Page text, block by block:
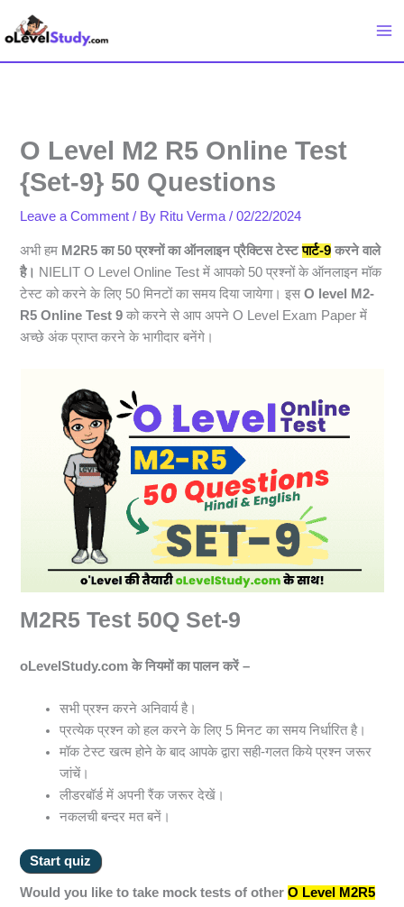
O Level M2 R5 Online Test
{Set-9} 50 Questions
Leave a Comment / By Ritu Verma/02/22/2024
अभी हम M2R5 का 50 प्रश्नों का ऑनलाइन प्रैक्टिस टेस्टपार्ट-9 करने वाले
है। NIELIT O Level Online Test में आपको 50 प्रश्नों के ऑनलाइन मॉक
टेस्ट को करने के लिए 50 मिनटों का समय दिया जायेगा। इसO level M2-
R5 Online Test 9 को करने से आप अपने O Level Exam Paper में
अच्छे अंक प्राप्त करने के भागीदार बनेंगे।
M2R5 Test 50Q Set-9
oLevelStudy.com के नियमों का पालन करें –
सभी प्रश्न करने अनिवार्य है।
प्रत्येक प्रश्न को हल करने के लिए 5 मिनट का समय निर्धारित है।
मॉक टेस्ट खत्म होने के बाद आपके द्वारा सही-गलत किये प्रश्न जरूर
जांचें।
लीडरबॉर्ड में अपनी रैंक जरूर देखें।
नकलची बन्दर मत बनें।
Would you like to take mock tests of otherO Level M2R5